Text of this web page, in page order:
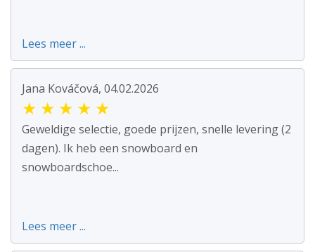
Lees meer ...
Jana Kováčová, 04.02.2026
★ ★ ★ ★ ★
Geweldige selectie, goede prijzen, snelle levering (2
dagen). Ik heb een snowboard en
snowboardschoe...
Lees meer ...